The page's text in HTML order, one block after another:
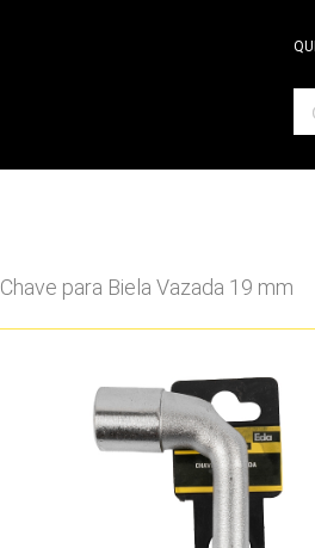
Chave para Biela Vazada 19 mm